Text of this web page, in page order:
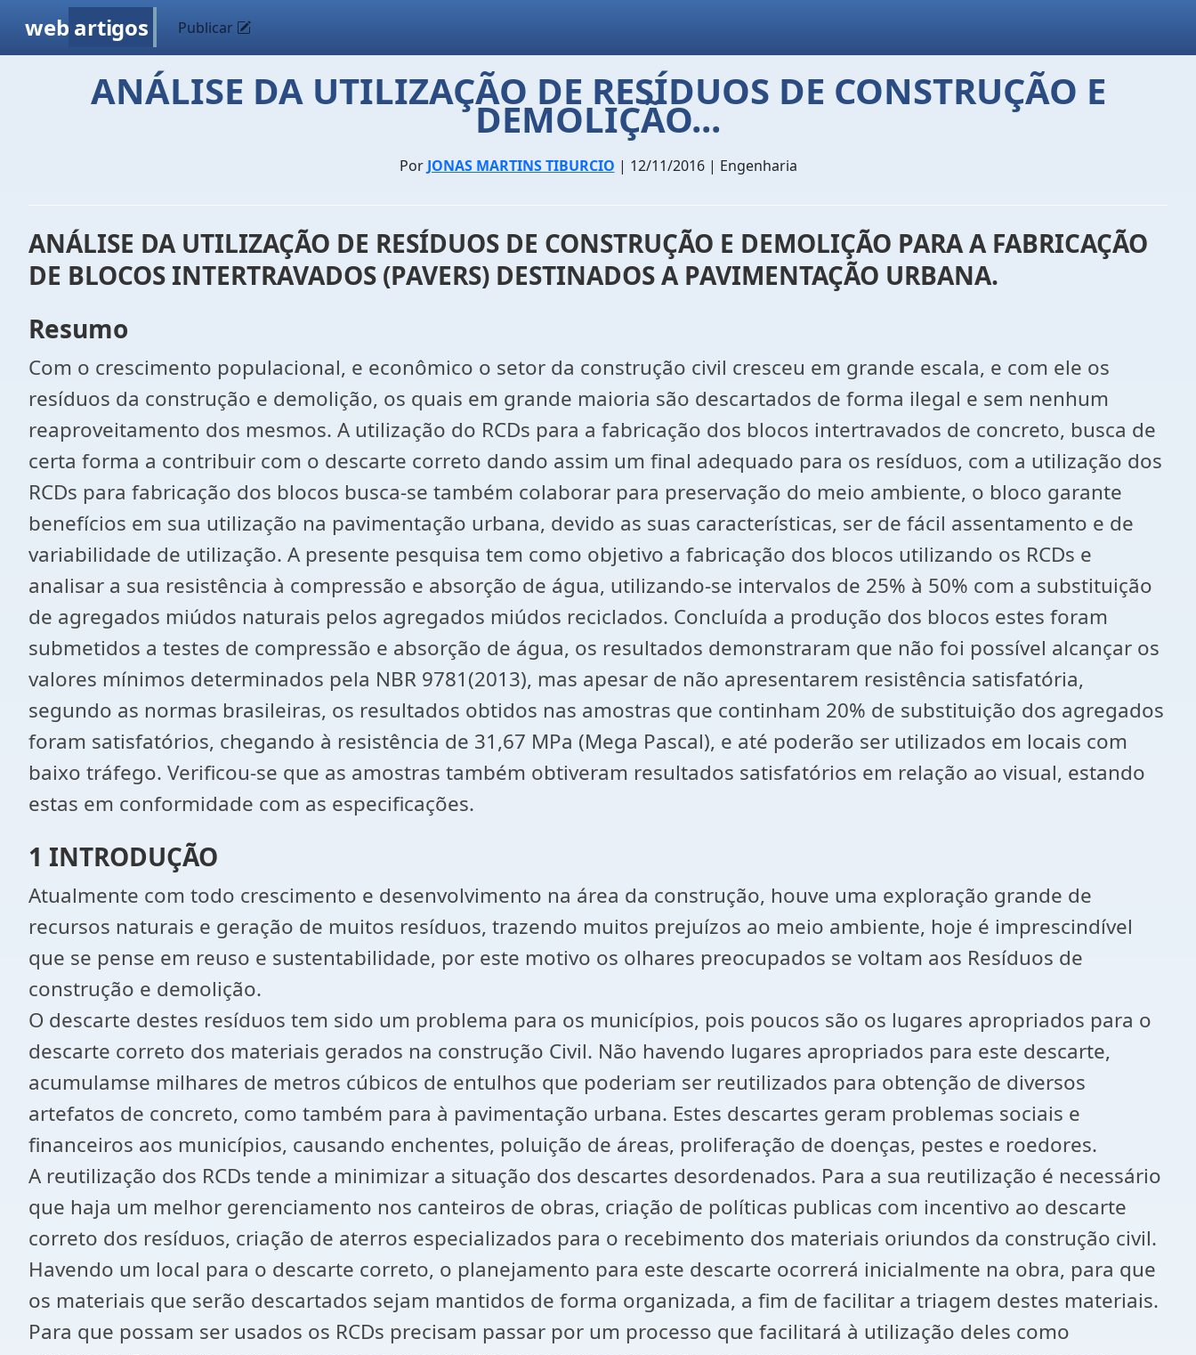
web artigos Publicar
ANÁLISE DA UTILIZAÇÃO DE RESÍDUOS DE CONSTRUÇÃO E
DEMOLIÇÃO...
Por JONAS MARTINS TIBURCIO | 12/11/2016 | Engenharia
ANÁLISE DA UTILIZAÇÃO DE RESÍDUOS DE CONSTRUÇÃO E DEMOLIÇÃO PARA A FABRICAÇÃO
DE BLOCOS INTERTRAVADOS (PAVERS) DESTINADOS A PAVIMENTAÇÃO URBANA.
Resumo
Com o crescimento populacional, e econômico o setor da construção civil cresceu em grande escala, e com ele os
resíduos da construção e demolição, os quais em grande maioria são descartados de forma ilegal e sem nenhum
reaproveitamento dos mesmos. A utilização do RCDs para a fabricação dos blocos intertravados de concreto, busca de
certa forma a contribuir com o descarte correto dando assim um final adequado para os resíduos, com a utilização dos
RCDs para fabricação dos blocos busca-se também colaborar para preservação do meio ambiente, o bloco garante
benefícios em sua utilização na pavimentação urbana, devido as suas características, ser de fácil assentamento e de
variabilidade de utilização. A presente pesquisa tem como objetivo a fabricação dos blocos utilizando os RCDs e
analisar a sua resistência à compressão e absorção de água, utilizando-se intervalos de 25% à 50% com a substituição
de agregados miúdos naturais pelos agregados miúdos reciclados. Concluída a produção dos blocos estes foram
submetidos a testes de compressão e absorção de água, os resultados demonstraram que não foi possível alcançar os
valores mínimos determinados pela NBR 9781(2013), mas apesar de não apresentarem resistência satisfatória,
segundo as normas brasileiras, os resultados obtidos nas amostras que continham 20% de substituição dos agregados
foram satisfatórios, chegando à resistência de 31,67 MPa (Mega Pascal), e até poderão ser utilizados em locais com
baixo tráfego. Verificou-se que as amostras também obtiveram resultados satisfatórios em relação ao visual, estando
estas em conformidade com as especificações.
1 INTRODUÇÃO
Atualmente com todo crescimento e desenvolvimento na área da construção, houve uma exploração grande de
recursos naturais e geração de muitos resíduos, trazendo muitos prejuízos ao meio ambiente, hoje é imprescindível
que se pense em reuso e sustentabilidade, por este motivo os olhares preocupados se voltam aos Resíduos de
construção e demolição.
O descarte destes resíduos tem sido um problema para os municípios, pois poucos são os lugares apropriados para o
descarte correto dos materiais gerados na construção Civil. Não havendo lugares apropriados para este descarte,
acumulamse milhares de metros cúbicos de entulhos que poderiam ser reutilizados para obtenção de diversos
artefatos de concreto, como também para à pavimentação urbana. Estes descartes geram problemas sociais e
financeiros aos municípios, causando enchentes, poluição de áreas, proliferação de doenças, pestes e roedores.
A reutilização dos RCDs tende a minimizar a situação dos descartes desordenados. Para a sua reutilização é necessário
que haja um melhor gerenciamento nos canteiros de obras, criação de políticas publicas com incentivo ao descarte
correto dos resíduos, criação de aterros especializados para o recebimento dos materiais oriundos da construção civil.
Havendo um local para o descarte correto, o planejamento para este descarte ocorrerá inicialmente na obra, para que
os materiais que serão descartados sejam mantidos de forma organizada, a fim de facilitar a triagem destes materiais.
Para que possam ser usados os RCDs precisam passar por um processo que facilitará à utilização deles como